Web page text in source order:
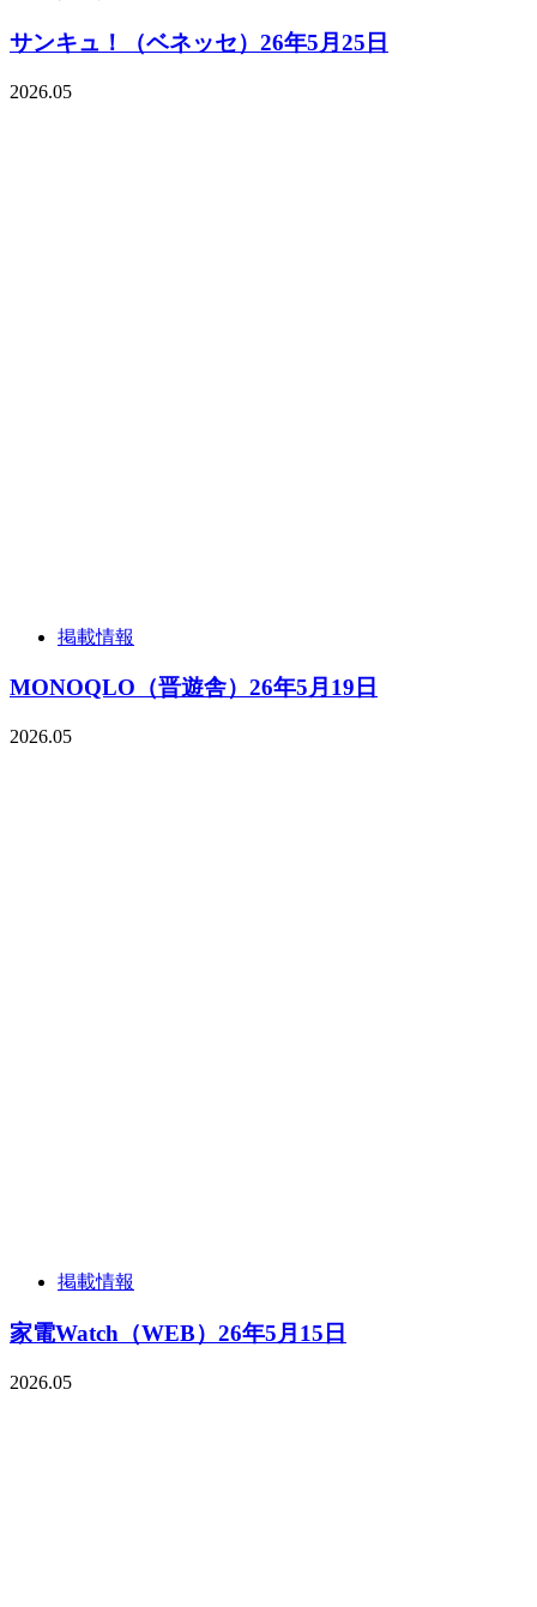
サンキュ！（ベネッセ）26年5月25日
2026.05
掲載情報
MONOQLO（晋遊舎）26年5月19日
2026.05
掲載情報
家電Watch（WEB）26年5月15日
2026.05